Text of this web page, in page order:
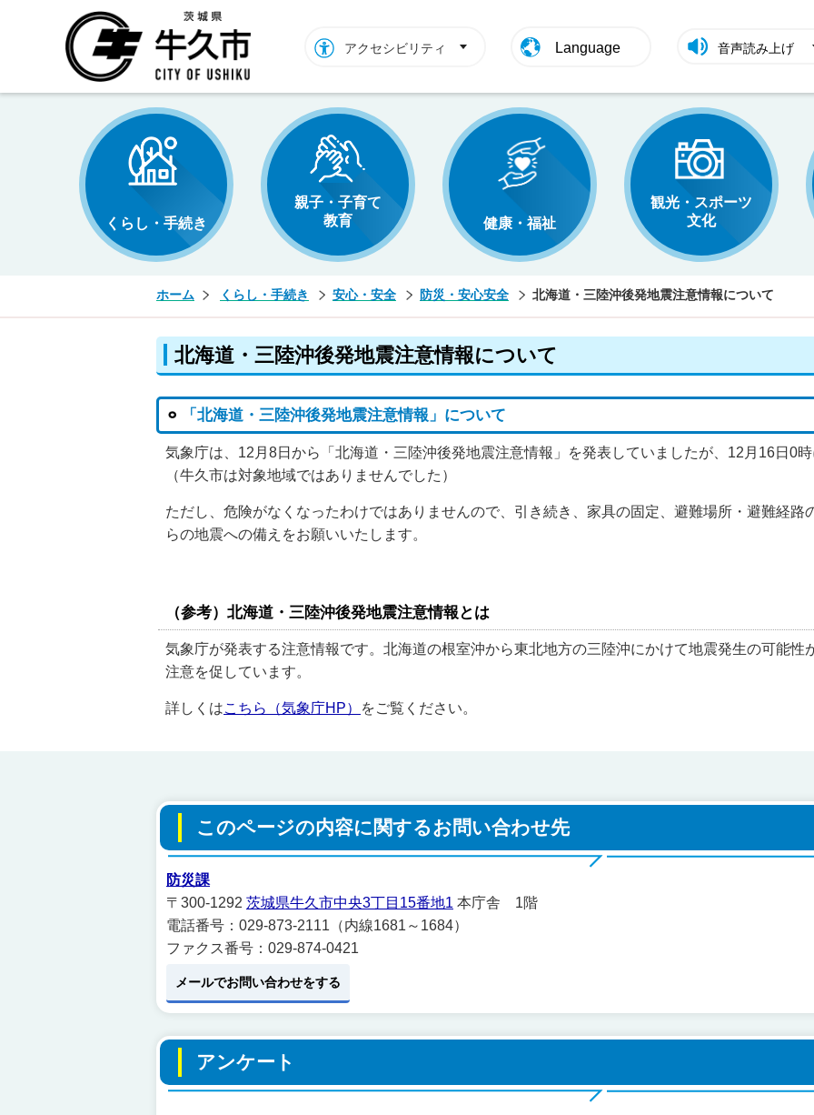
アクセシビリティ Language 音声読み上げ
くらし・手続き
親子・子育て
教育
健康・福祉
観光・スポーツ
文化
ホーム くらし・手続き 安心・安全 防災・安心安全 北海道・三陸沖後発地震注意情報について
北海道・三陸沖後発地震注意情報について
「北海道・三陸沖後発地震注意情報」について
気象庁は、12月8日から「北海道・三陸沖後発地震注意情報」を発表していましたが、12月16日0
（牛久市は対象地域ではありませんでした）
ただし、危険がなくなったわけではありませんので、引き続き、家具の固定、避難場所・避難経路
らの地震への備えをお願いいたします。
（参考）北海道・三陸沖後発地震注意情報とは
気象庁が発表する注意情報です。北海道の根室沖から東北地方の三陸沖にかけて地震発生の可能性
注意を促しています。
詳しくはこちら（気象庁HP） をご覧ください。
このページの内容に関するお問い合わせ先
防災課
〒300-1292 茨城県牛久市中央3丁目15番地1 本庁舎 1階
電話番号：029-873-2111（内線1681～1684）
ファクス番号：029-874-0421
メールでお問い合わせをする
アンケート